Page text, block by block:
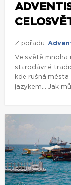
Z pořadu:
Ve světě mnoha
starodávné
kde rušná
jazykem... Jak